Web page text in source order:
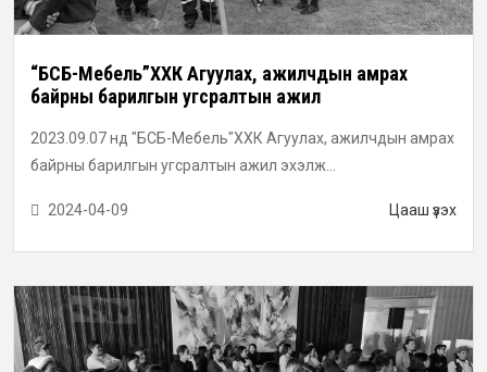
“БСБ-Мебель”ХХК Агуулах, ажилчдын амрах
байрны барилгын угсралтын ажил
2023.09.07 нд "БСБ-Мебель"ХХК Агуулах, ажилчдын амрах
байрны барилгын угсралтын ажил эхэлж...
2024-04-09 Цааш үзэх